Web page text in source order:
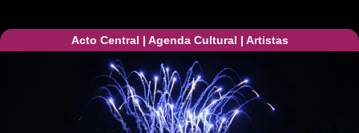
Acto Central | Agenda Cultural | Artistas